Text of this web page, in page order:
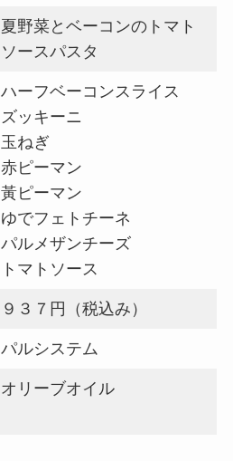
夏野菜とベーコンのトマト
ソースパスタ
ハーフベーコンスライス
ズッキーニ
玉ねぎ
赤ピーマン
黃ピーマン
ゆでフェトチーネ
パルメザンチーズ
トマトソース
９３７円（税込み）
パルシステム
オリーブオイル